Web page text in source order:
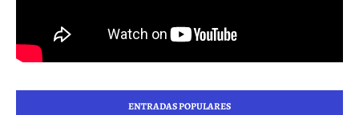
ENTRADAS POPULARES